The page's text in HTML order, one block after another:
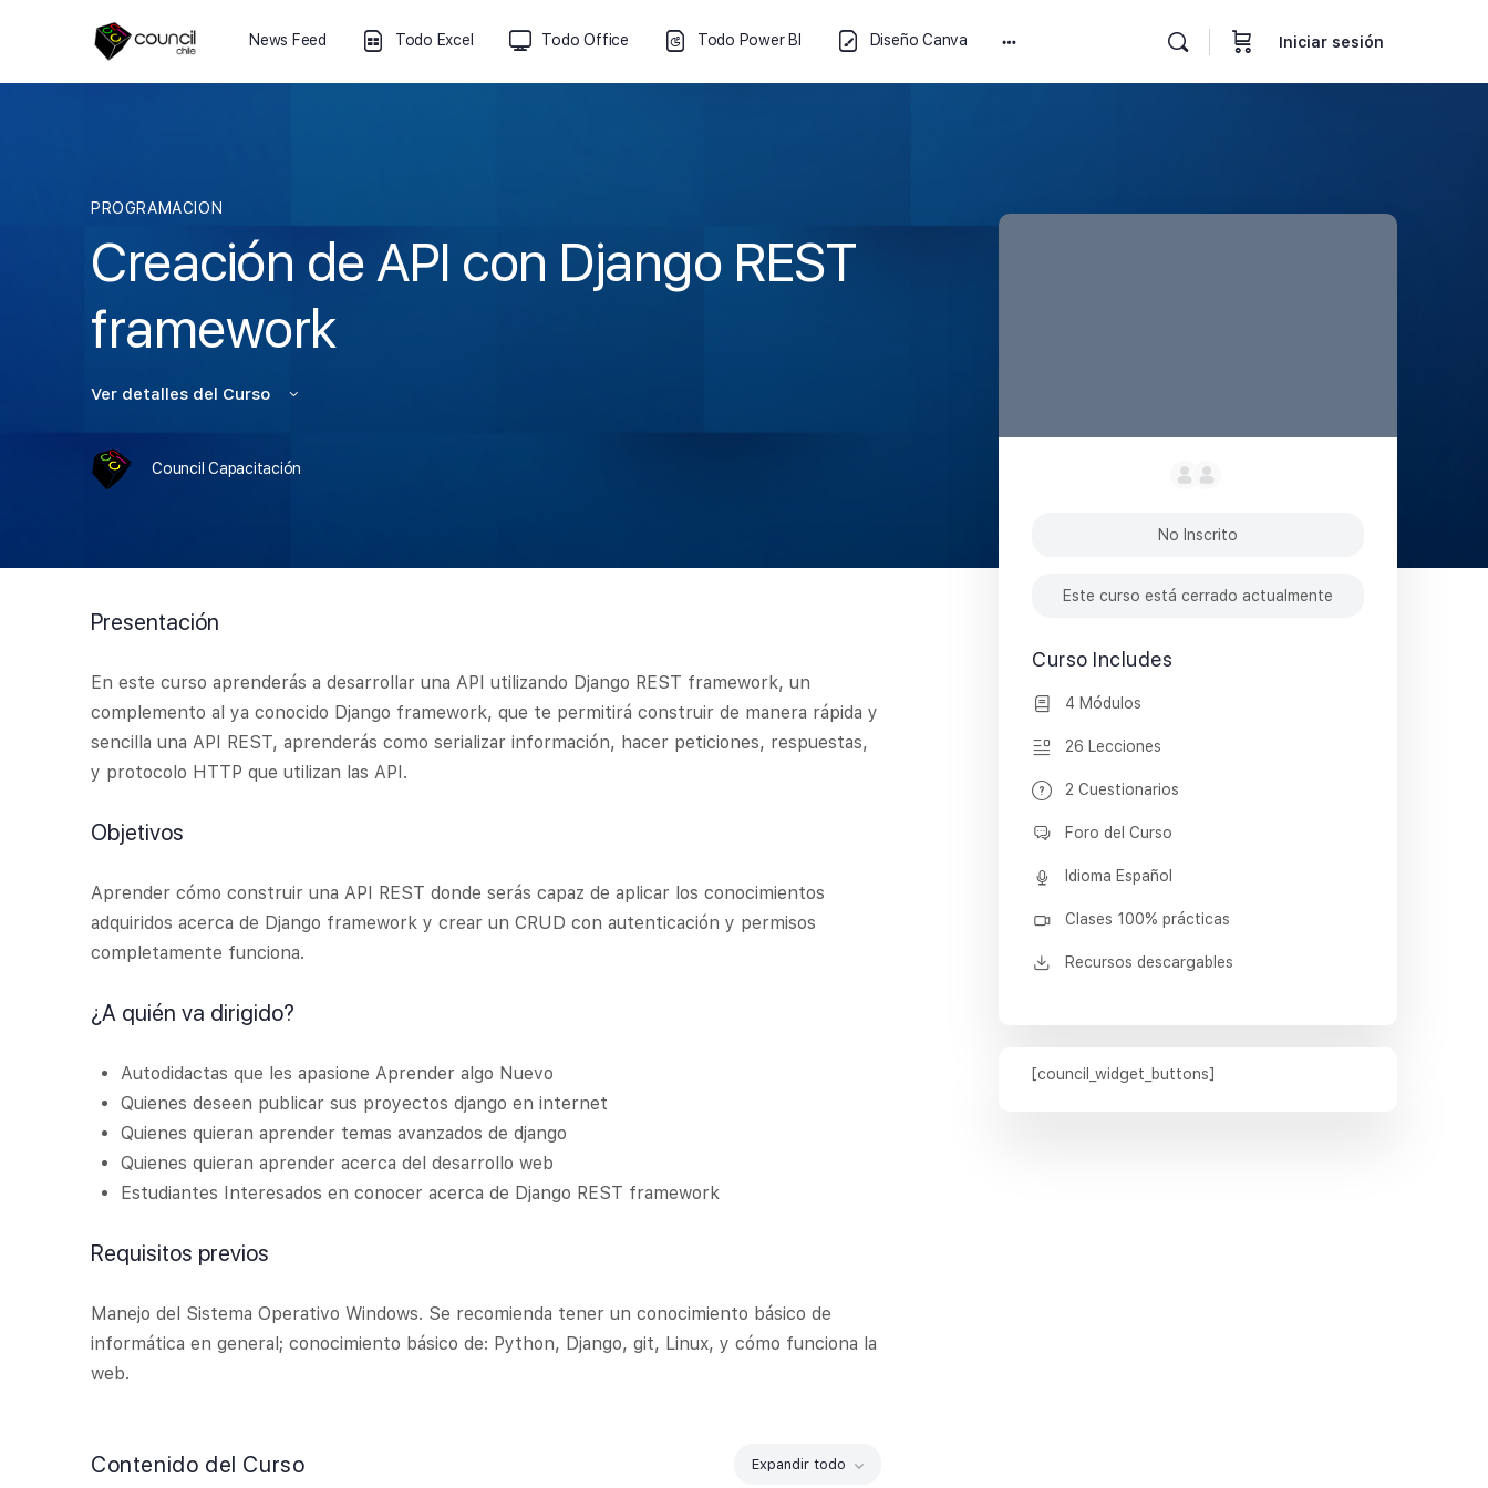
News Feed Todo Excel Todo Office Todo Power BI Diseño Canva Iniciar sesión
PROGRAMACION
Creación de API con Django REST
framework
Ver detalles del Curso
Council Capacitación
Presentación
En este curso aprenderás a desarrollar una API utilizando Django REST framework, un
complemento al ya conocido Django framework, que te permitirá construir de manera rápida y
sencilla una API REST, aprenderás como serializar información, hacer peticiones, respuestas,
y protocolo HTTP que utilizan las API.
Objetivos
Aprender cómo construir una API REST donde serás capaz de aplicar los conocimientos
adquiridos acerca de Django framework y crear un CRUD con autenticación y permisos
completamente funciona.
¿A quién va dirigido?
Autodidactas que les apasione Aprender algo Nuevo
Quienes deseen publicar sus proyectos django en internet
Quienes quieran aprender temas avanzados de django
Quienes quieran aprender acerca del desarrollo web
Estudiantes Interesados en conocer acerca de Django REST framework
Requisitos previos
Manejo del Sistema Operativo Windows. Se recomienda tener un conocimiento básico de
informática en general; conocimiento básico de: Python, Django, git, Linux, y cómo funciona la
web.
Contenido del Curso Expandir todo
Módulos
No Inscrito
Este curso está cerrado actualmente
Curso Includes
4 Módulos
26 Lecciones
2 Cuestionarios
Foro del Curso
Idioma Español
Clases 100% prácticas
Recursos descargables
[council_widget_buttons]